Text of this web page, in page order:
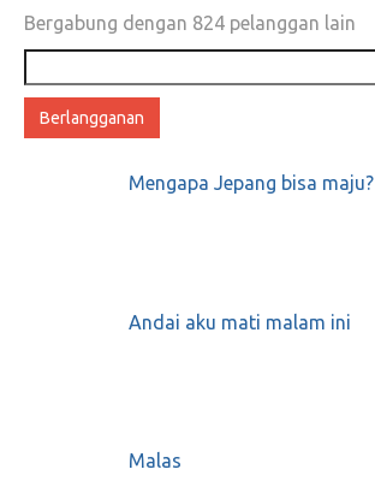
Bergabung dengan 824 pelanggan lain
email
Mengapa Jepang bisa maju?
Andai aku mati malam ini
Malas